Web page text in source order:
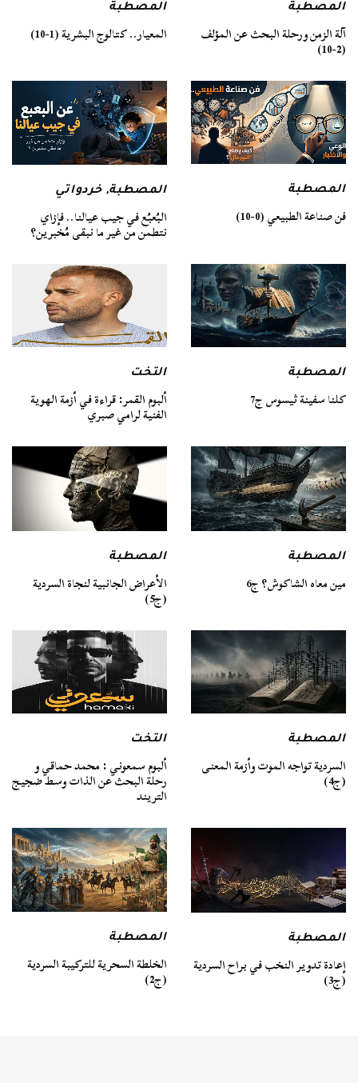
المصطبة
آلة الزمن ورحلة البحث عن المؤلف
(2-10)
المصطبة
المعيار.. كتالوج البشرية (1-10)
المصطبة
فن صناعة الطبيعي (0-10)
المصطبة,خردواتي
البُعبُع في جيب عيالنا.. فإزاي
نتطمن من غير ما نبقى مُخبرين؟
المصطبة
كلنا سفينة ثيسوس ج7
التخت
ألبوم القمر: قراءة في أزمة الهوية
الفنية لرامي صبري
المصطبة
مين معاه الشاكوش؟ ج6
المصطبة
الأعراض الجانبية لنجاة السردية
(ج5)
المصطبة
السردية تواجه الموت وأزمة المعنى
(ج4)
التخت
ألبوم سمعوني : محمد حماقي و
رحلة البحث عن الذات وسط ضجيج
التريند
المصطبة
إعادة تدوير النخب في براح السردية
(ج3)
المصطبة
الخلطة السحرية للتركيبة السردية
(ج2)